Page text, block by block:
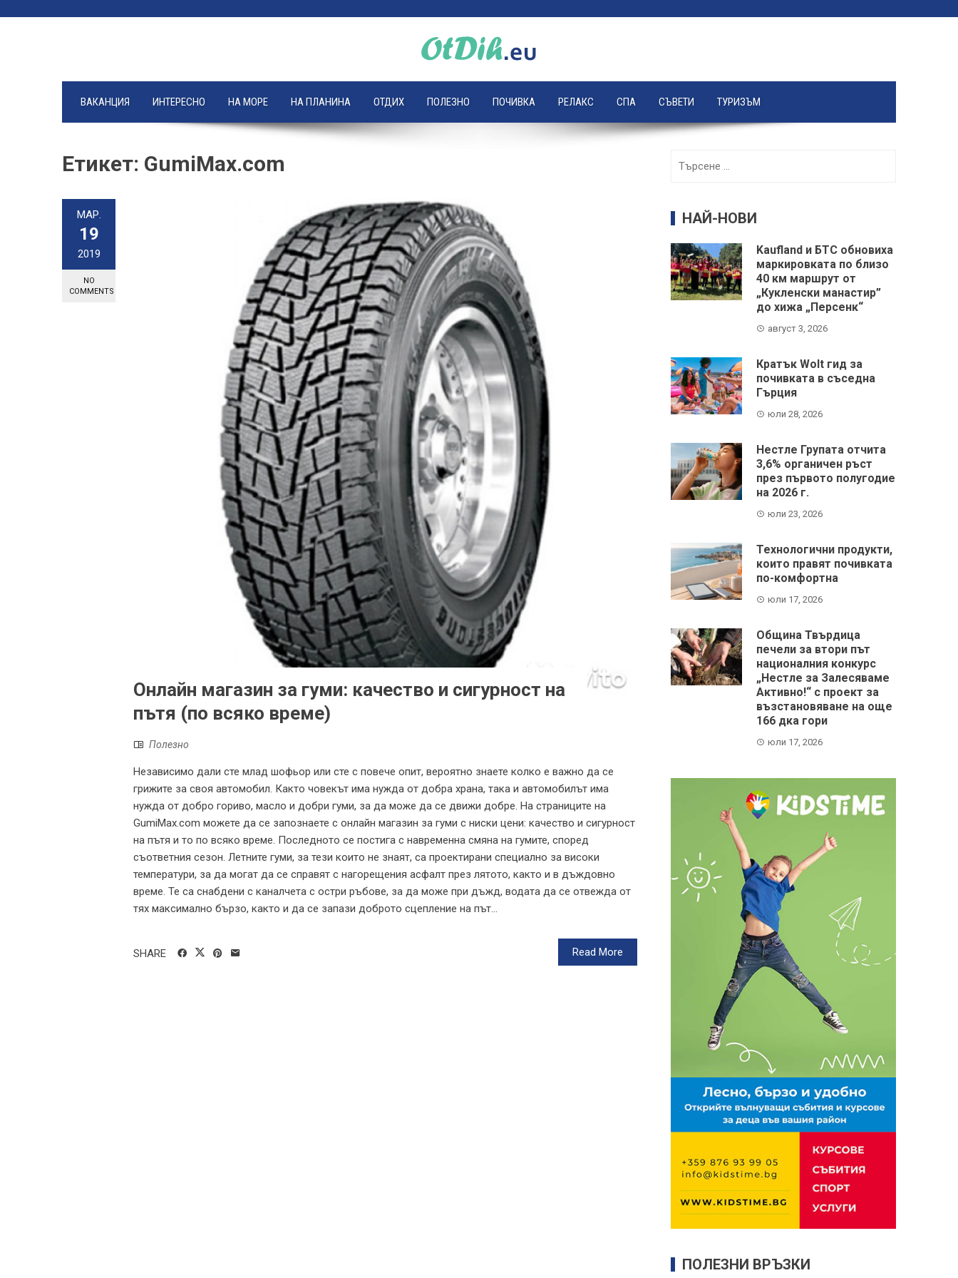
ВАКАНЦИЯ ИНТЕРЕСНО НА МОРЕ НА ПЛАНИНА ОТДИХ ПОЛЕЗНО ПОЧИВКА РЕЛАКС СПА СЪВЕТИ ТУРИЗЪМ
Етикет: GumiMax.com
МАР.
19
2019
NO
COMMENTS
Онлайн магазин за гуми: качество и сигурност на
пътя (по всяко време)
Полезно
Независимо дали сте млад шофьор или сте с повече опит, вероятно знаете колко е важно да се
грижите за своя автомобил. Както човекът има нужда от добра храна, така и автомобилът има
нужда от добро гориво, масло и добри гуми, за да може да се движи добре. На страниците на
GumiMax.com можете да се запознаете с онлайн магазин за гуми с ниски цени: качество и сигурност
на пътя и то по всяко време. Последното се постига с навременна смяна на гумите, според
съответния сезон. Летните гуми, за тези които не знаят, са проектирани специално за високи
температури, за да могат да се справят с нагорещения асфалт през лятото, както и в дъждовно
време. Те са снабдени с каналчета с остри ръбове, за да може при дъжд, водата да се отвежда от
тях максимално бързо, както и да се запази доброто сцепление на път...
Read More
SHARE
НАЙ-НОВИ
Kaufland и БТС обновиха
маркировката по близо
40 км маршрут от
„Кукленски манастир”
до хижа „Персенк“
август 3, 2026
Кратък Wolt гид за
почивката в съседна
Гърция
юли 28, 2026
Нестле Групата отчита
3,6% органичен ръст
през първото полугодие
на 2026 г.
юли 23, 2026
Технологични продукти,
които правят почивката
по-комфортна
юли 17, 2026
Община Твърдица
печели за втори път
националния конкурс
„Нестле за Залесяваме
Активно!“ с проект за
възстановяване на още
166 дка гори
юли 17, 2026
ПОЛЕЗНИ ВРЪЗКИ